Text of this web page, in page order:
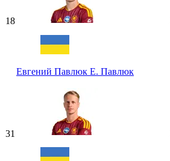
18
Евгений Павлюк Е. Павлюк
31